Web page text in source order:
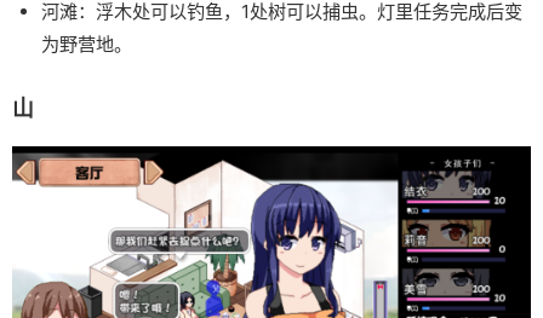
河滩：浮木处可以钓鱼，1处树可以捕虫。灯里任务完成后变
为野营地。
山